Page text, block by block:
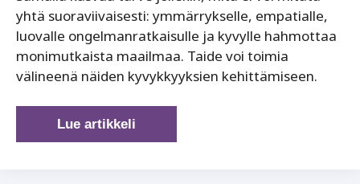
yhtä suoraviivaisesti: ymmärrykselle, empatialle,
luovalle ongelmanratkaisulle ja kyvylle hahmottaa
monimutkaista maailmaa. Taide voi toimia
välineenä näiden kyvykkyyksien kehittämiseen.
Taide
ilman
Lue artikkeli